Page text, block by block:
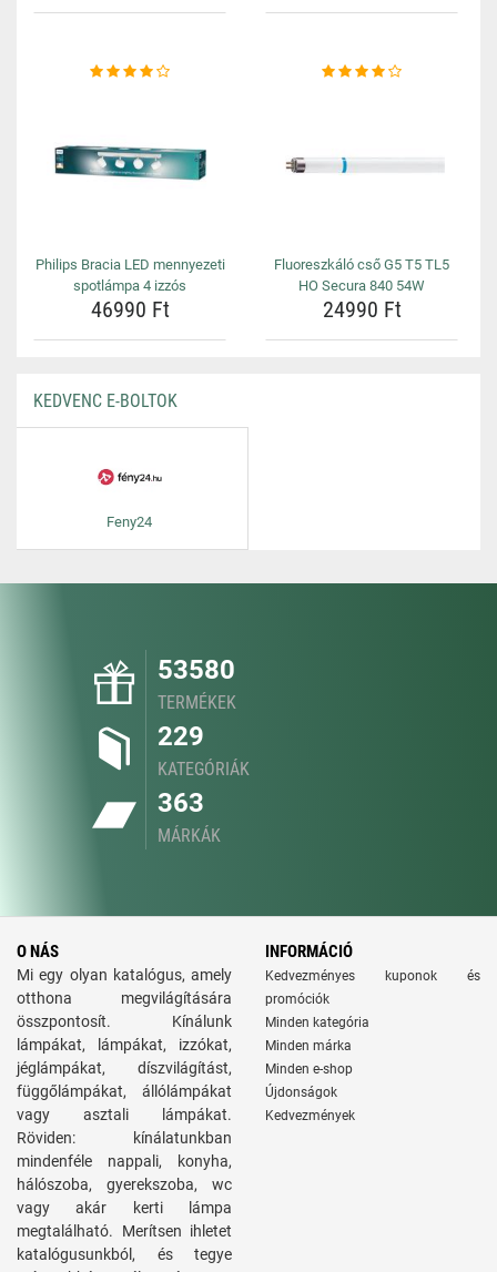
Philips Bracia LED mennyezeti
spotlámpa 4 izzós
46990 Ft
Fluoreszkáló cső G5 T5 TL5
HO Secura 840 54W
24990 Ft
KEDVENC E-BOLTOK
Feny24
53580
TERMÉKEK
229
KATEGÓRIÁK
363
MÁRKÁK
O NÁS
Mi egy olyan katalógus, amely
otthona megvilágítására
összpontosít. Kínálunk
lámpákat, lámpákat, izzókat,
jéglámpákat, díszvilágítást,
függőlámpákat, állólámpákat
vagy asztali lámpákat.
Röviden: kínálatunkban
mindenféle nappali, konyha,
hálószoba, gyerekszoba, wc
vagy akár kerti lámpa
megtalálható. Merítsen ihletet
katalógusunkból, és tegye
INFORMÁCIÓ
Kedvezményes kuponok és
promóciók
Minden kategória
Minden márka
Minden e-shop
Újdonságok
Kedvezmények